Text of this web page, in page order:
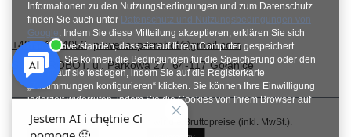
+48784454053 pawel.superrobot@gmail.com
SUPERROBOT,ul. Parkowa 27,64-117Gołanice
Im Shop präsentieren wir die Bruttopreise (inkl. MwSt.).
Informationen zu den Nutzungsbedingungen und zum Datenschutz
finden Sie auch unter Datenschutz und Nutzungsbedingungen von
Google. Indem Sie diese Mitteilung akzeptieren, erklären Sie sich
damit einverstanden, dass sie auf Ihrem Computer gespeichert
werden. Sie können die Bedingungen für die Speicherung oder den
Zugriff auf sie festlegen, indem Sie auf die Registerkarte
„Zustimmungen konfigurieren“ klicken. Sie können Ihre Einwilligung
jederzeit widerrufen, indem Sie die Cookies von Ihrem Browser auf
dem jeweiligen Endgerät löschen.